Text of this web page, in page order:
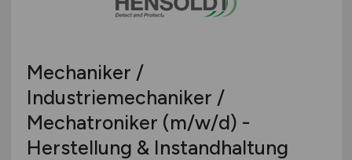
Mechaniker /
Industriemechaniker /
Mechatroniker (m/w/d) -
Herstellung & Instandhaltung